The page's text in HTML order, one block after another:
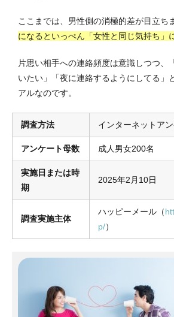
ここまでは、男性側の消極的差が目立ち
になるといっぺん「女性と同じ気持ち」
片思い相手への連絡頻度は意識しつつ、
いたい」「夜に連絡するようにしてる」
アルなのです。
調査方法 インターネットア
アンケート母数 成人男女200名
実施日または時
期
2025年2月10日
調査実施主体
ハッピーメール（
p/）